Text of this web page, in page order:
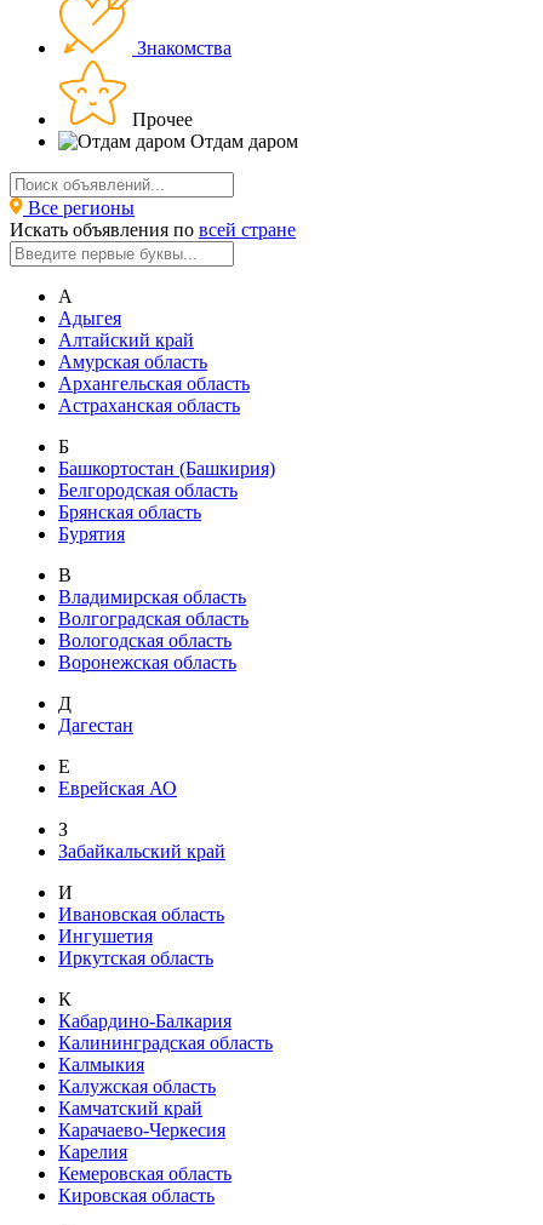
Знакомства
Прочее
Отдам даром
Все регионы
Искать объявления по всей стране
А
Адыгея
Алтайский край
Амурская область
Архангельская область
Астраханская область
Б
Башкортостан (Башкирия)
Белгородская область
Брянская область
Бурятия
В
Владимирская область
Волгоградская область
Вологодская область
Воронежская область
Д
Дагестан
Е
Еврейская АО
З
Забайкальский край
И
Ивановская область
Ингушетия
Иркутская область
К
Кабардино-Балкария
Калининградская область
Калмыкия
Калужская область
Камчатский край
Карачаево-Черкесия
Карелия
Кемеровская область
Кировская область